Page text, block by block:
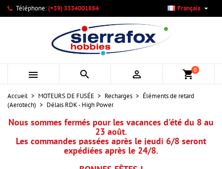
Téléphone:(+39) 3334001884 Français 
   shopping_cart0
Accueil MOTEURS DE FUSÉE Recharges
Éléments de retard
(Aerotech)
Délais RDK - High Power
Nous sommes fermés pour les vacances d'été du 8 au
23 août.
Les commandes passées après le jeudi 6/8 seront
expédiées après le 24/8.
Mes listes d'envies ×
Créer une nouvelle liste
((modalTitle)) ×
((confirmMessage))
((cancelText)) ((modalDeleteText))
Créer une liste d'envies ×
Nom de la liste d'envies
Annuler Créer une liste d'envies
Connexion ×
Vous devez être connecté pour ajouter des produits à votre
liste d'envies.
Annuler Connexion